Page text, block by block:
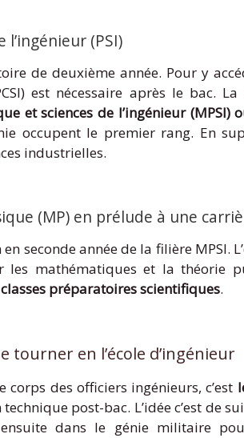
l’ingénieur (PSI)
de deuxième année. Pour y
est nécessaire après le bac.
et sciences de l’ingénieur (MPSI)
occupent le premier rang. En
industrielles.
(MP) en prélude à une
seconde année de la filière MPSI.
les mathématiques et la théorie
préparatoires scientifiques.
tourner en l’école d’ingénieur
des officiers ingénieurs, c’est
post-bac. L’idée c’est de
dans le génie militaire